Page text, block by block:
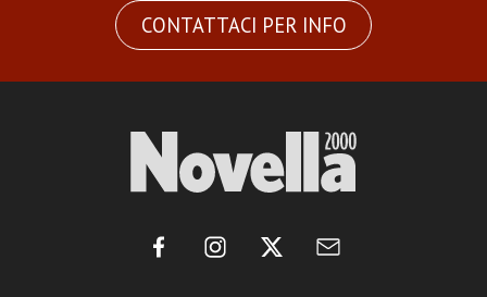
CONTATTACI PER INFO